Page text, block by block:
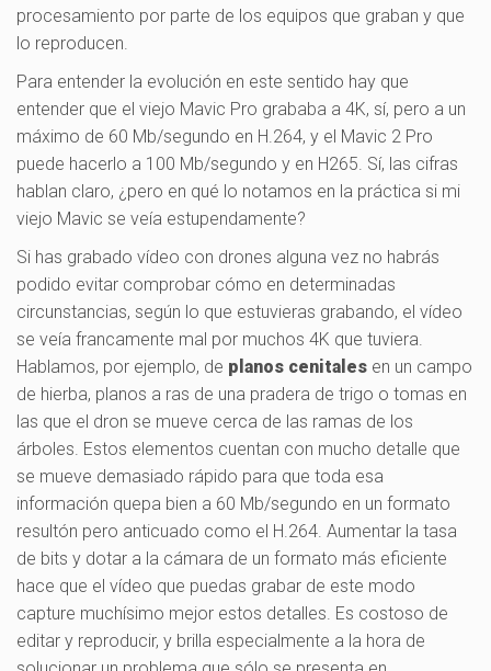
procesamiento por parte de los equipos que graban y que
lo reproducen.
Para entender la evolución en este sentido hay que
entender que el viejo Mavic Pro grababa a 4K, sí, pero a un
máximo de 60 Mb/segundo en H.264, y el Mavic 2 Pro
puede hacerlo a 100 Mb/segundo y en H265. Sí, las cifras
hablan claro, ¿pero en qué lo notamos en la práctica si mi
viejo Mavic se veía estupendamente?
Si has grabado vídeo con drones alguna vez no habrás
podido evitar comprobar cómo en determinadas
circunstancias, según lo que estuvieras grabando, el vídeo
se veía francamente mal por muchos 4K que tuviera.
Hablamos, por ejemplo, de planos cenitales en un campo
de hierba, planos a ras de una pradera de trigo o tomas en
las que el dron se mueve cerca de las ramas de los
árboles. Estos elementos cuentan con mucho detalle que
se mueve demasiado rápido para que toda esa
información quepa bien a 60 Mb/segundo en un formato
resultón pero anticuado como el H.264. Aumentar la tasa
de bits y dotar a la cámara de un formato más eficiente
hace que el vídeo que puedas grabar de este modo
capture muchísimo mejor estos detalles. Es costoso de
editar y reproducir, y brilla especialmente a la hora de